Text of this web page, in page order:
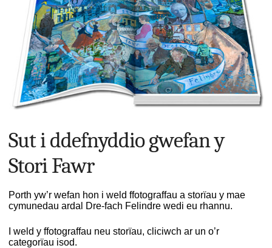
Sut i ddefnyddio gwefan y
Stori Fawr
Porth yw’r wefan hon i weld ffotograffau a storïau y mae
cymunedau ardal Dre-fach Felindre wedi eu rhannu.
I weld y ffotograffau neu storïau, cliciwch ar un o’r
categorïau isod.